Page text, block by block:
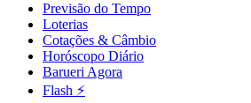
Previsão do Tempo
Loterias
Cotações & Câmbio
Horóscopo Diário
Barueri Agora
Flash ⚡